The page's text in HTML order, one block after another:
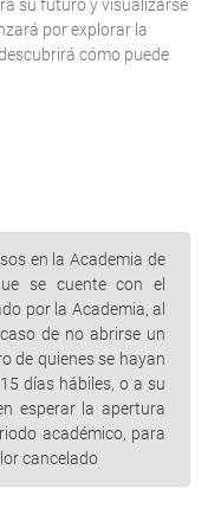
su futuro y visualizarse
por explorar la
cómo puede
en la Academia de
se cuente con el
por la Academia, al
de no abrirse un
de quienes se hayan
días hábiles, o a su
esperar la apertura
académico, para
cancelado